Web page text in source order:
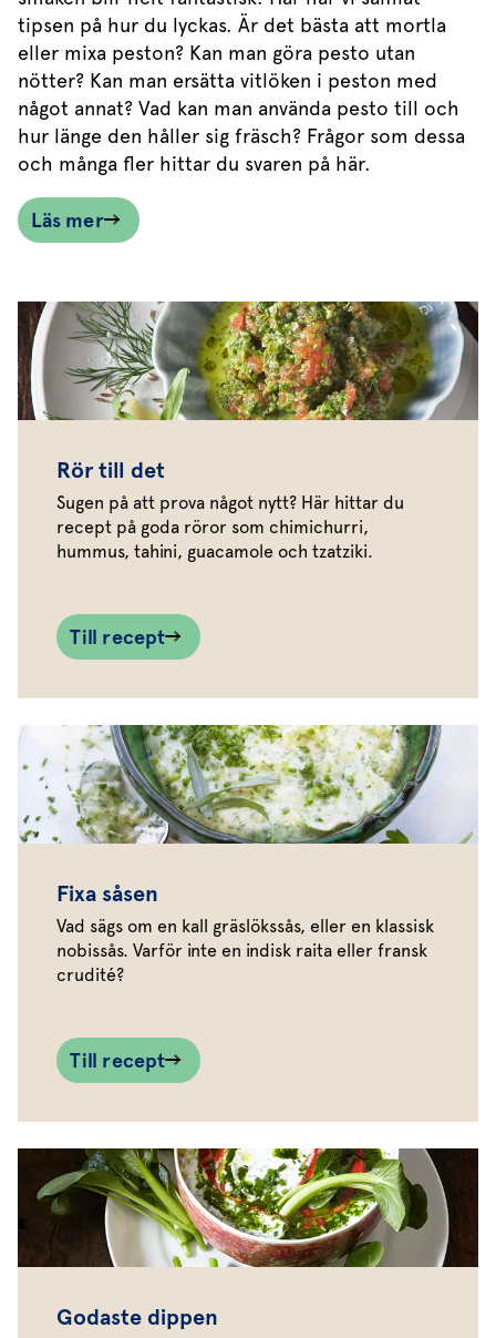
tipsen på hur du lyckas. Är det bästa att mortla
eller mixa peston? Kan man göra pesto utan
nötter? Kan man ersätta vitlöken i peston med
något annat? Vad kan man använda pesto till och
hur länge den håller sig fräsch? Frågor som dessa
och många fler hittar du svaren på här.
Läs mer
Rör till det
Sugen på att prova något nytt? Här hittar du
recept på goda röror som chimichurri,
hummus, tahini, guacamole och tzatziki.
Till recept
Fixa såsen
Vad sägs om en kall gräslökssås, eller en klassisk
nobissås. Varför inte en indisk raita eller fransk
crudité?
Till recept
Godaste dippen